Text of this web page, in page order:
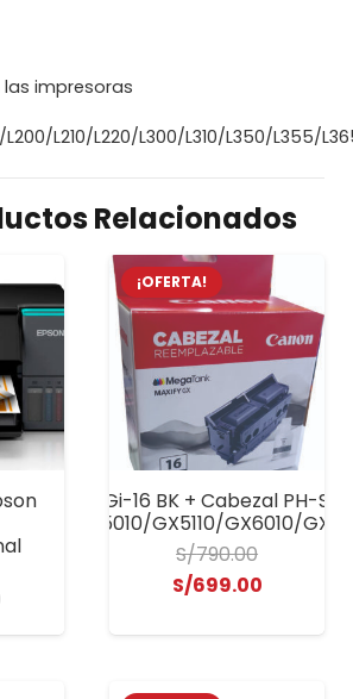
impresoras
L200/L210/L220/L300/L310/L350/
Relacionados
¡OFERTA!
Kit Canon Gi-16 BK + Cabezal PH-S
GX5010/GX5110/GX6010/
S/790.00
El
S/699.00El